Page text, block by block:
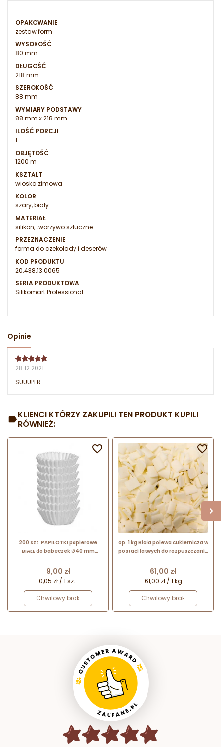
OPAKOWANIE
zestaw form
WYSOKOŚĆ
80 mm
DŁUGOŚĆ
218 mm
SZEROKOŚĆ
88 mm
WYMIARY PODSTAWY
88 mm x 218 mm
ILOŚĆ PORCJI
1
OBJĘTOŚĆ
1200 ml
KSZTAŁT
wioska zimowa
KOLOR
szary, biały
MATERIAŁ
silikon, tworzywo sztuczne
PRZEZNACZENIE
forma do czekolady i deserów
KOD PRODUKTU
20.438.13.0065
SERIA PRODUKTOWA
Silikomart Professional
Opinie
28.12.2021
SUUUPER
KLIENCI KTÓRZY ZAKUPILI TEN PRODUKT KUPILI
RÓWNIEŻ:
200 szt. PAPILOTKI papierowe
BIAŁE do babeczek ∅40 mm
Cena
9,00 zł
0,05 zł / 1 szt.
Chwilowy brak

op. 1 kg Biała polewa cukiernicza w
postaci łatwych do rozpuszczania
Bakels Bakery Ingredients
Cena
61,00 zł
61,00 zł / 1 kg
Chwilowy brak
